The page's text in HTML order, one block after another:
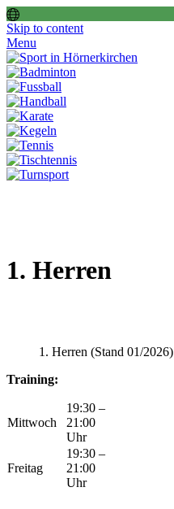
Skip to content
Menu
1. Herren
1. Herren (Stand 01/2026)
Training:
Mittwoch
19:30 –
21:00
Uhr
Freitag
19:30 –
21:00
Uhr